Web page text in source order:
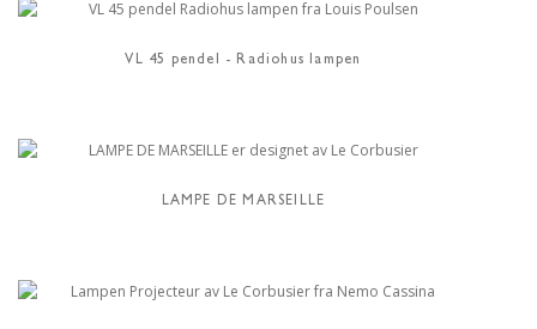
VL 45 pendel - Radiohus lampen
LAMPE DE MARSEILLE